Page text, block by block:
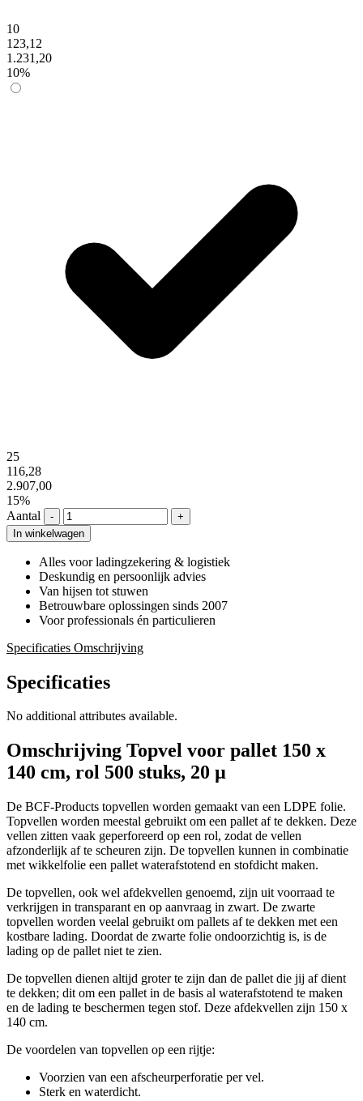
10
123,12
1.231,20
10%
25
116,28
2.907,00
15%
Aantal
-
+
In winkelwagen
Alles voor ladingzekering & logistiek
Deskundig en persoonlijk advies
Van hijsen tot stuwen
Betrouwbare oplossingen sinds 2007
Voor professionals én particulieren
Specificaties Omschrijving
Specificaties
No additional attributes available.
Omschrijving Topvel voor pallet 150 x
140 cm, rol 500 stuks, 20 µ
De BCF-Products topvellen worden gemaakt van een LDPE folie.
Topvellen worden meestal gebruikt om een pallet af te dekken. Deze
vellen zitten vaak geperforeerd op een rol, zodat de vellen
afzonderlijk af te scheuren zijn. De topvellen kunnen in combinatie
met wikkelfolie een pallet waterafstotend en stofdicht maken.
De topvellen, ook wel afdekvellen genoemd, zijn uit voorraad te
verkrijgen in transparant en op aanvraag in zwart. De zwarte
topvellen worden veelal gebruikt om pallets af te dekken met een
kostbare lading. Doordat de zwarte folie ondoorzichtig is, is de
lading op de pallet niet te zien.
De topvellen dienen altijd groter te zijn dan de pallet die jij af dient
te dekken; dit om een pallet in de basis al waterafstotend te maken
en de lading te beschermen tegen stof. Deze afdekvellen zijn 150 x
140 cm.
De voordelen van topvellen op een rijtje:
Voorzien van een afscheurperforatie per vel.
Sterk en waterdicht.